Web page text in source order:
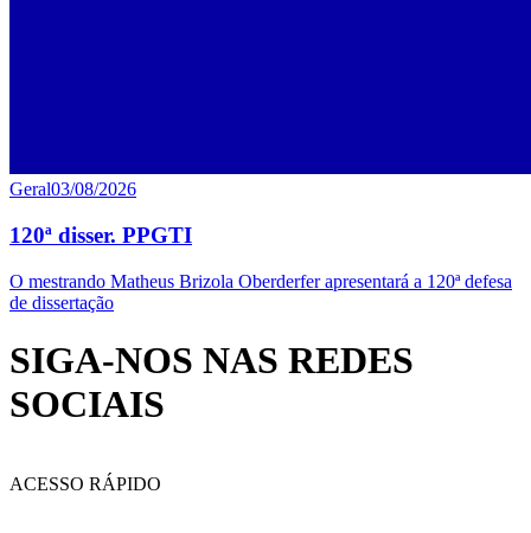
Geral03/08/2026
120ª disser. PPGTI
O mestrando Matheus Brizola Oberderfer apresentará a 120ª defesa
de dissertação
SIGA-NOS NAS REDES
SOCIAIS
ACESSO RÁPIDO